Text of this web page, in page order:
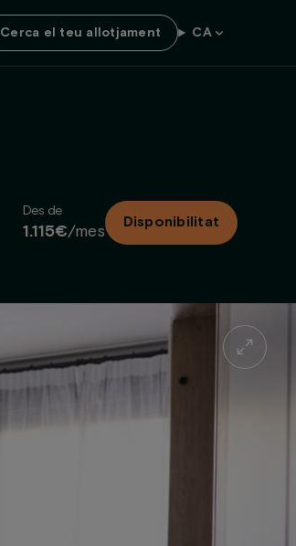
Cerca el teu allotjament CA
Des de
1.115€/mes Disponibilitat